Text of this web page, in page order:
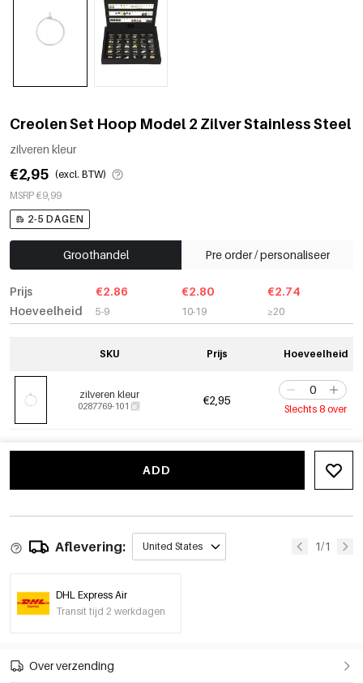
Creolen Set Hoop Model 2 Zilver Stainless Steel
zilveren kleur
€2,95 (excl. BTW)
MSRP €9,99
2-5 DAGEN
Groothandel Pre order / personaliseer
Prijs
Hoeveelheid
€2.86
5-9
€2.80
10-19
€2.74
≥20
SKU Prijs Hoeveelheid
zilveren kleur
0287769-101 €2,95
Slechts 8 over
ADD
Aflevering: United States 1/1
DHL Express Air
Transit tijd 2 werkdagen
Over verzending